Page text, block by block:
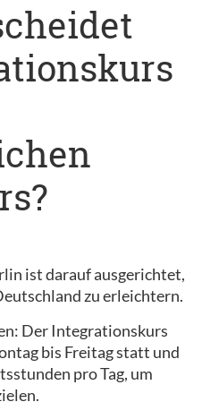
ist darauf ausgerichtet,
zu erleichtern.
Der Integrationskurs
bis Freitag statt und
pro Tag, um